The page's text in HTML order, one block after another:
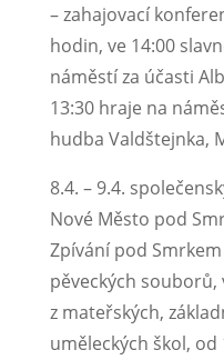
– zahajovací
hodin, ve 14:00
náměstí za účasti
13:30 hraje na
hudba Valdštejnka,
8.4. – 9.4.
Nové Město pod
Zpívání pod
pěveckých
z mateřských,
uměleckých škol,